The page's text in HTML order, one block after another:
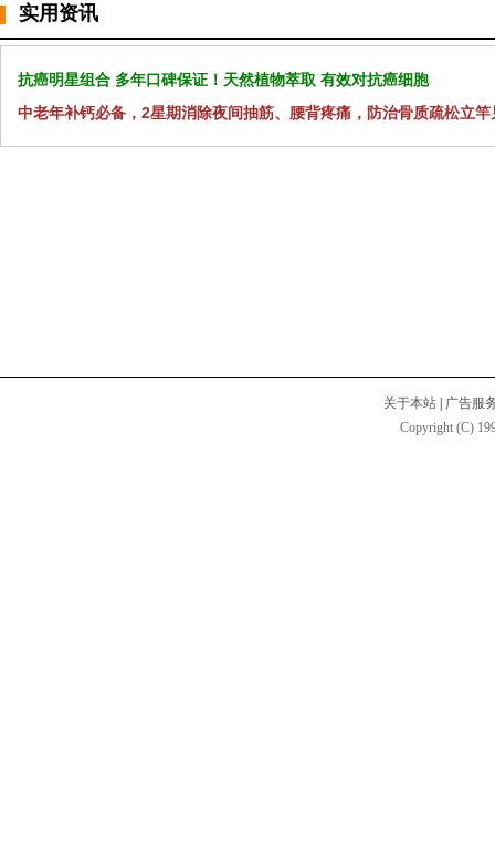
实用资讯
抗癌明星组合 多年口碑保证！天然植物萃取 有效对抗癌细胞
中老年补钙必备，2星期消除夜间抽筋、腰背疼痛，防治骨质疏松立竿
关于本站
广告服
Copyright (C)